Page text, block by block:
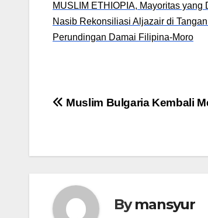
MUSLIM ETHIOPIA, Mayoritas yang
Nasib Rekonsiliasi Aljazair di Tangan
Perundingan Damai Filipina-Moro
Post
Muslim Bulgaria Kembali
Bymansyur